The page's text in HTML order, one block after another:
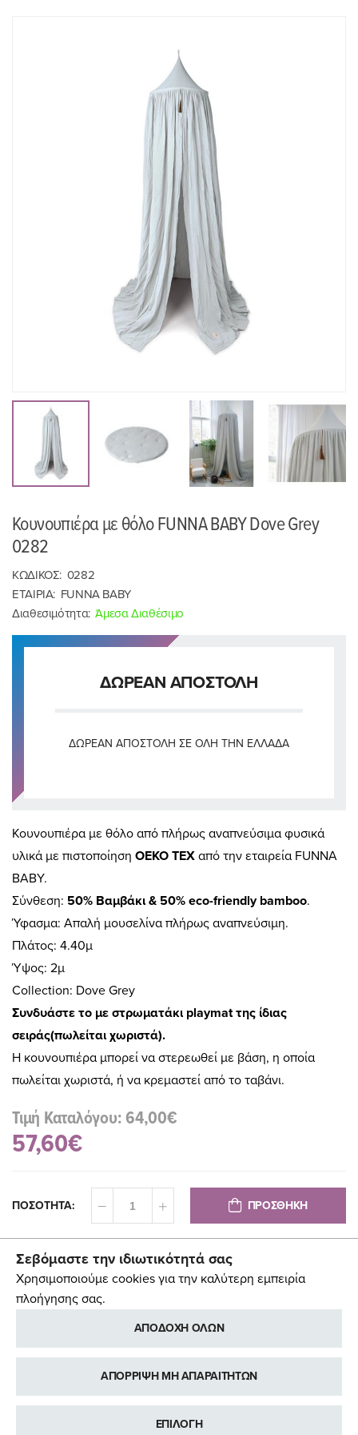
Κουνουπιέρα με θόλο FUNNA BABY Dove Grey
0282
ΚΩΔΙΚΟΣ: 0282
ΕΤΑΙΡΙΑ: FUNNA BABY
Διαθεσιμότητα: Άμεσα Διαθέσιμο
ΔΩΡΕΑΝ ΑΠΟΣΤΟΛΗ
ΔΩΡΕΆΝ ΑΠΟΣΤΟΛΉ ΣΕ ΌΛΗ ΤΗΝ ΕΛΛΆΔΑ
Κουνουπιέρα με θόλο από πλήρως αναπνεύσιμα φυσικά
υλικά με πιστοποίηση OEKO TEX από την εταιρεία FUNNA
BABY.
Σύνθεση: 50% Βαμβάκι & 50% eco-friendly bamboo.
Ύφασμα: Απαλή μουσελίνα πλήρως αναπνεύσιμη.
Πλάτος: 4.40μ
Ύψος: 2μ
Collection: Dove Grey
Συνδυάστε το με στρωματάκι playmat της ίδιας
σειράς(πωλείται χωριστά).
Η κουνουπιέρα μπορεί να στερεωθεί με βάση, η οποία
πωλείται χωριστά, ή να κρεμαστεί από το ταβάνι.
Τιμή Καταλόγου: 64,00€
57,60€
ΠΟΣΟΤΗΤΑ: ΠΡΟΣΘΗΚΗ
Σεβόμαστε την ιδιωτικότητά σας
Χρησιμοποιούμε cookies για την καλύτερη εμπειρία
πλοήγησης σας.
ΑΠΟΔΟΧΗ ΟΛΩΝ
ΑΠΟΡΡΙΨΗ ΜΗ ΑΠΑΡΑΙΤΗΤΩΝ
ΕΠΙΛΟΓΗ